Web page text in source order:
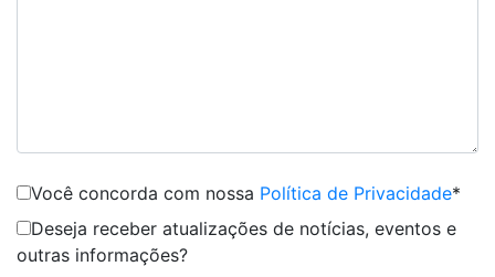
Você concorda com nossa Política de Privacidade*
Deseja receber atualizações de notícias, eventos e
outras informações?